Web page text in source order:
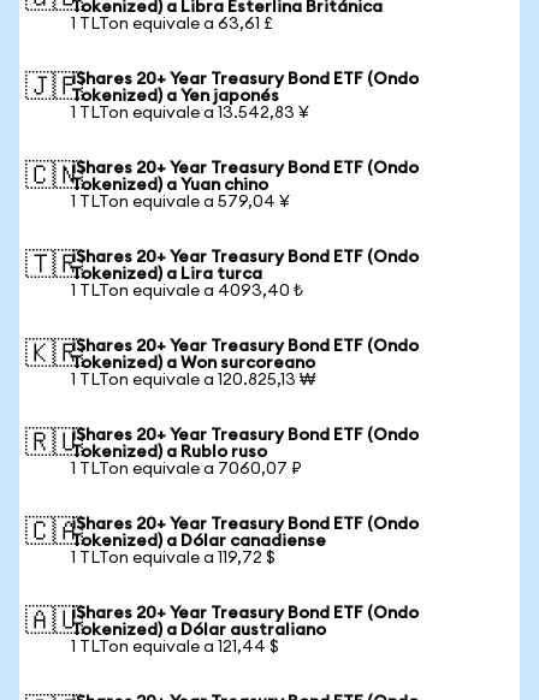
Tokenized) a Libra Esterlina Británica
1 TLTon equivale a 63,61 £
🇯🇵iShares 20+ Year Treasury Bond ETF (Ondo
Tokenized) a Yen japonés
1 TLTon equivale a 13.542,83 ¥
🇨🇳iShares 20+ Year Treasury Bond ETF (Ondo
Tokenized) a Yuan chino
1 TLTon equivale a 579,04 ¥
🇹🇷iShares 20+ Year Treasury Bond ETF (Ondo
Tokenized) a Lira turca
1 TLTon equivale a 4093,40 ₺
🇰🇷iShares 20+ Year Treasury Bond ETF (Ondo
Tokenized) a Won surcoreano
1 TLTon equivale a 120.825,13 ₩
🇷🇺iShares 20+ Year Treasury Bond ETF (Ondo
Tokenized) a Rublo ruso
1 TLTon equivale a 7060,07 ₽
🇨🇦iShares 20+ Year Treasury Bond ETF (Ondo
Tokenized) a Dólar canadiense
1 TLTon equivale a 119,72 $
🇦🇺iShares 20+ Year Treasury Bond ETF (Ondo
Tokenized) a Dólar australiano
1 TLTon equivale a 121,44 $